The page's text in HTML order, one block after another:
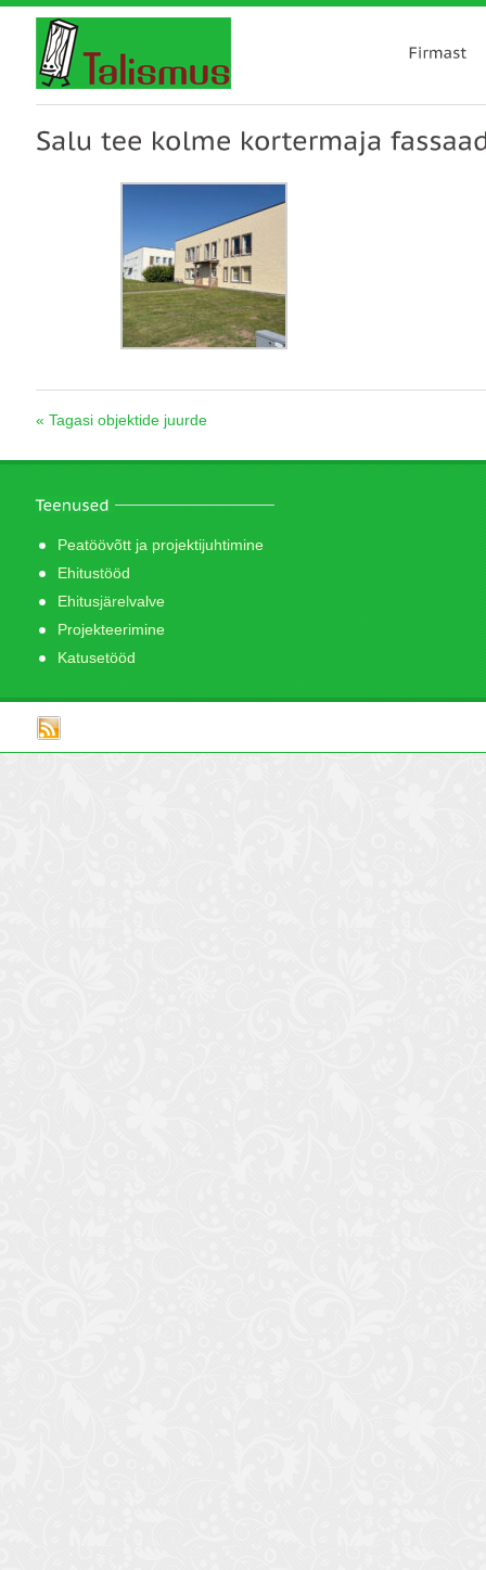
« Tagasi objektide juurde
Peatöövõtt ja projektijuhtimine
Ehitustööd
Ehitusjärelvalve
Projekteerimine
Katusetööd